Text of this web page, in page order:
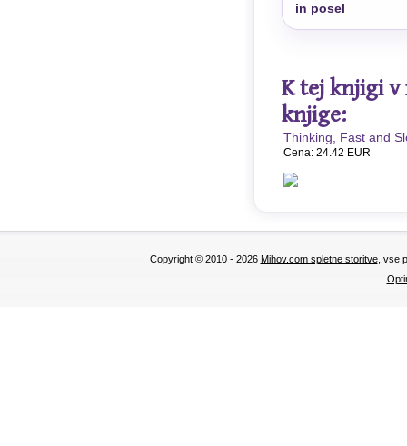
in posel
K tej knjigi v
knjige:
Thinking, Fast and
Cena: 24.42 EUR
Copyright © 2010 - 2026 Mihov.com spletne storitve, vse